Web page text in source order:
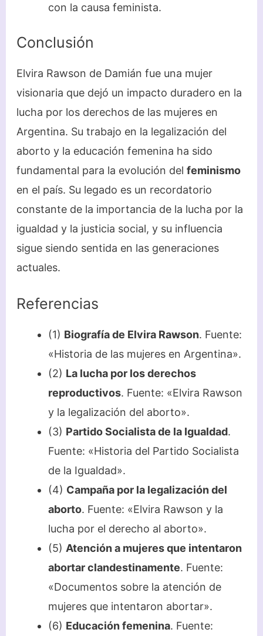
con la causa feminista.
Conclusión
Elvira Rawson de Damián fue una mujer
visionaria que dejó un impacto duradero en la
lucha por los derechos de las mujeres en
Argentina. Su trabajo en la legalización del
aborto y la educación femenina ha sido
fundamental para la evolución del feminismo
en el país. Su legado es un recordatorio
constante de la importancia de la lucha por la
igualdad y la justicia social, y su influencia
sigue siendo sentida en las generaciones
actuales.
Referencias
(1) Biografía de Elvira Rawson. Fuente:
«Historia de las mujeres en Argentina».
(2) La lucha por los derechos
reproductivos. Fuente: «Elvira Rawson
y la legalización del aborto».
(3) Partido Socialista de la Igualdad.
Fuente: «Historia del Partido Socialista
de la Igualdad».
(4) Campaña por la legalización del
aborto. Fuente: «Elvira Rawson y la
lucha por el derecho al aborto».
(5) Atención a mujeres que intentaron
abortar clandestinamente. Fuente:
«Documentos sobre la atención de
mujeres que intentaron abortar».
(6) Educación femenina. Fuente: